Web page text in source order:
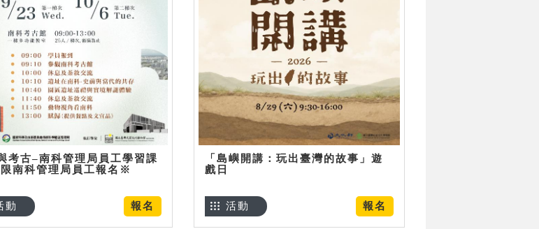
考古–南科管理局員工學習課
南科管理局員工報名※
報名
動
「島嶼開講：玩出臺灣的故事」遊
戲日
報名
活動